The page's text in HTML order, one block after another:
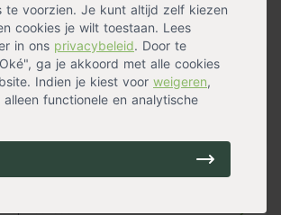
te voorzien. Je kunt altijd zelf kiezen
cookies je wilt toestaan. Lees
in ons privacybeleid. Door te
ga je akkoord met alle cookies
Indien je kiest voor weigeren,
alleen functionele en analytische
Pokon Tuinplanten Grond
op voorraad